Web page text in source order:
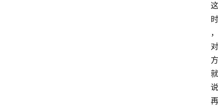
这
时
，
对
方
就
说
再